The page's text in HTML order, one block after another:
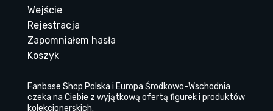
Wejście
Rejestracja
Zapomniałem hasła
Koszyk
Fanbase Shop Polska i Europa Środkowo-Wschodnia
czeka na Ciebie z wyjątkową ofertą figurek i produktów
kolekcjonerskich.